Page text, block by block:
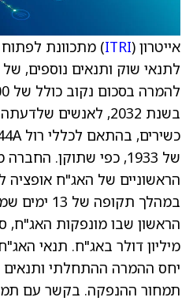
אייטרון (ITRI) מתכוונת
לתנאי שוק ותנאים נוספים, של
בשנת 2032, לאנשים
של 1933, כפי שתוקן.
הראשוניים של האג"ח אופציה
במהלך
מיליון דולר באג"ח. תנאי
יחס ההמרה ההתחלתי ותנאים
תמחור ההנפקה. בקשר עם